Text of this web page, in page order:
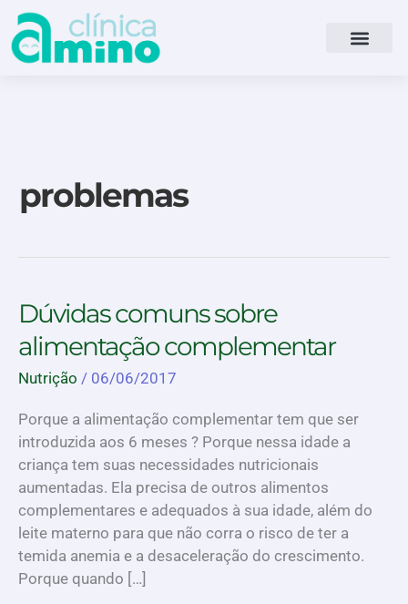
para
problemas
Dúvidas comuns sobre
alimentação complementar
Nutrição / 06/06/2017
Porque a alimentação complementar tem que ser
introduzida aos 6 meses ? Porque nessa idade a
criança tem suas necessidades nutricionais
aumentadas. Ela precisa de outros alimentos
complementares e adequados à sua idade, além do
leite materno para que não corra o risco de ter a
temida anemia e a desaceleração do crescimento.
Porque quando […]
Dúvidas
sobre
alimentação